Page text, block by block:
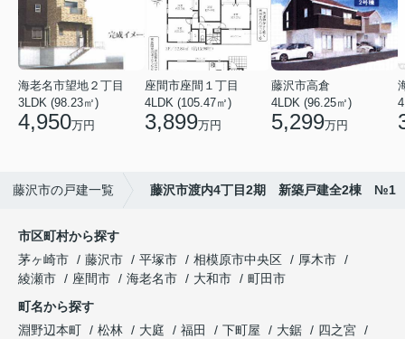
海老名市望地２丁目
3LDK (98.23㎡)
4,950万円
座間市座間１丁目
4LDK (105.47㎡)
3,899万円
藤沢市高倉
4LDK (96.25㎡)
5,299万円
藤沢市の戸建一覧 藤沢市渡内4丁目2期 新築戸建全2棟 №1
市区町村から探す
茅ヶ崎市
藤沢市 平塚市 相模原市中央区
厚木市
綾瀬市
座間市 海老名市 大和市
町田市
町名から探す
淵野辺本町
松林 大庭 福田 下町屋 大鋸
四之宮